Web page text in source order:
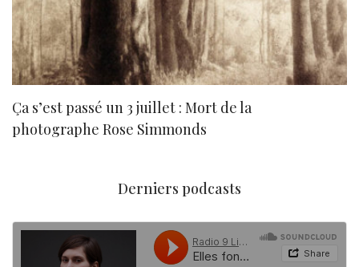
Ça s’est passé un 3 juillet : Mort de la
photographe Rose Simmonds
Derniers podcasts